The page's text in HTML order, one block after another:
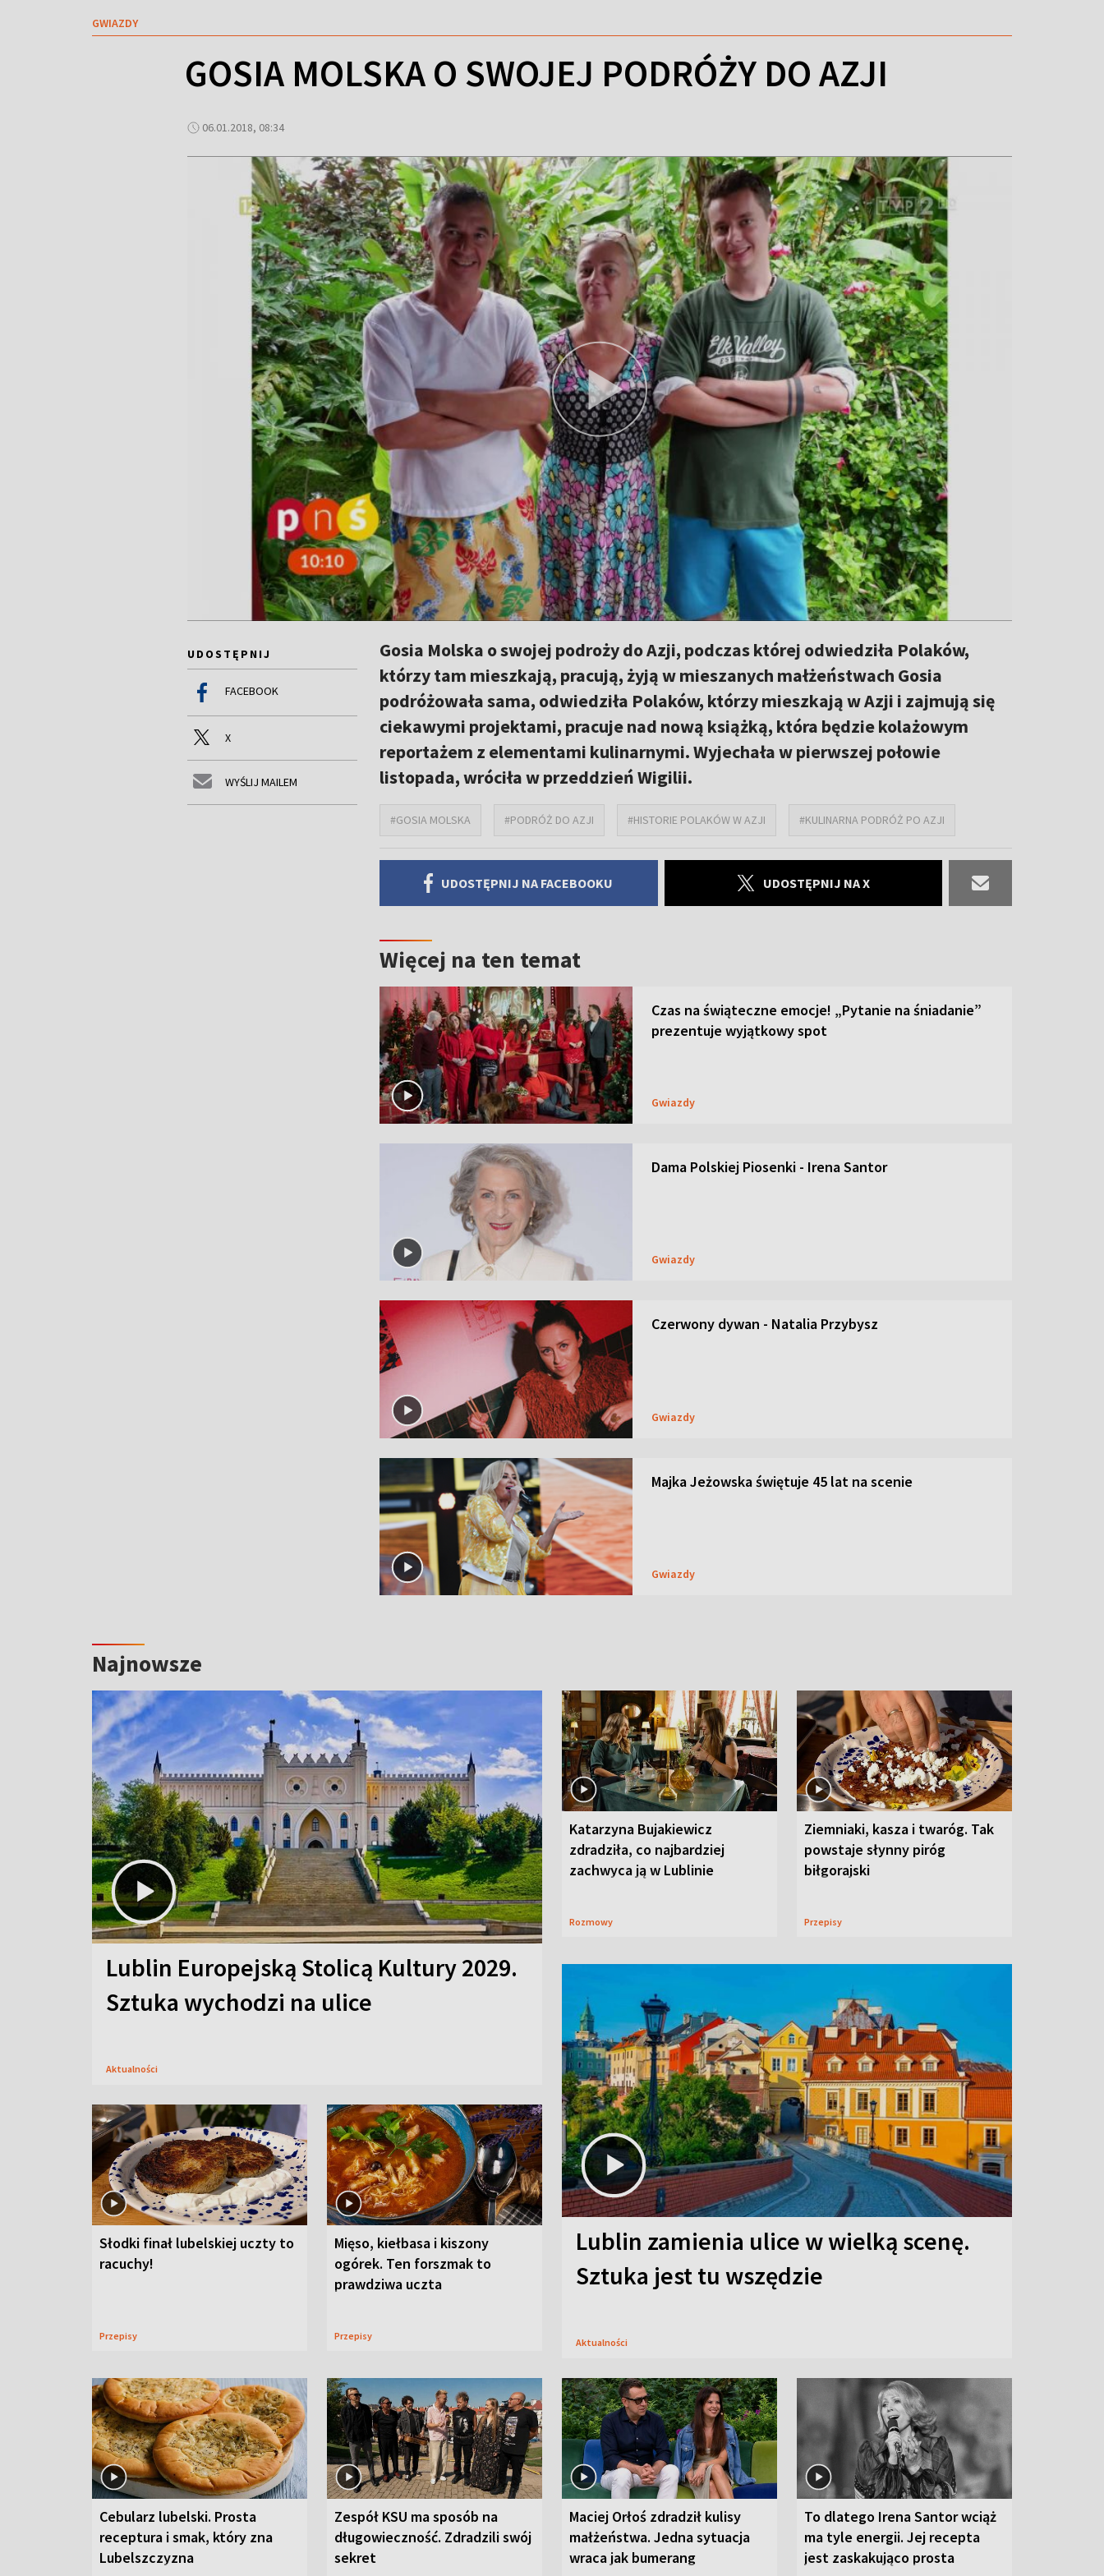
GWIAZDY
GOSIA MOLSKA O SWOJEJ PODRÓŻY DO AZJI
06.01.2018, 08:34
UDOSTĘPNIJ
FACEBOOK
X
WYŚLIJ MAILEM
Gosia Molska o swojej podroży do Azji, podczas której odwiedziła Polaków,
którzy tam mieszkają, pracują, żyją w mieszanych małżeństwach Gosia
podróżowała sama, odwiedziła Polaków, którzy mieszkają w Azji i zajmują się
ciekawymi projektami, pracuje nad nową książką, która będzie kolażowym
reportażem z elementami kulinarnymi. Wyjechała w pierwszej połowie
listopada, wróciła w przeddzień Wigilii.
#GOSIA MOLSKA #PODRÓŻ DO AZJI #HISTORIE POLAKÓW W AZJI #KULINARNA PODRÓŻ PO AZJI
UDOSTĘPNIJ NA FACEBOOKU UDOSTĘPNIJ NA X
Więcej na ten temat
Czas na świąteczne emocje! „Pytanie na śniadanie”
prezentuje wyjątkowy spot
Gwiazdy
Dama Polskiej Piosenki - Irena Santor
Gwiazdy
Czerwony dywan - Natalia Przybysz
Gwiazdy
Majka Jeżowska świętuje 45 lat na scenie
Gwiazdy
Najnowsze
Lublin Europejską Stolicą Kultury 2029.
Sztuka wychodzi na ulice
Aktualności
Katarzyna Bujakiewicz
zdradziła, co najbardziej
zachwyca ją w Lublinie
Rozmowy
Ziemniaki, kasza i twaróg. Tak
powstaje słynny piróg
biłgorajski
Przepisy
Słodki finał lubelskiej uczty to
racuchy!
Przepisy
Mięso, kiełbasa i kiszony
ogórek. Ten forszmak to
prawdziwa uczta
Przepisy
Lublin zamienia ulice w wielką scenę.
Sztuka jest tu wszędzie
Aktualności
Cebularz lubelski. Prosta
receptura i smak, który zna
Lubelszczyzna
Zespół KSU ma sposób na
długowieczność. Zdradzili swój
sekret
Maciej Orłoś zdradził kulisy
małżeństwa. Jedna sytuacja
wraca jak bumerang
To dlatego Irena Santor wciąż
ma tyle energii. Jej recepta
jest zaskakująco prosta